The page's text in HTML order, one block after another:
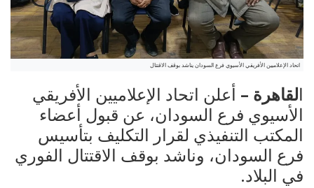
اتحاد الإعلاميين الأفريقي الأسيوي فرع السودان يناشد بوقف الاقتتال
القاهرة – أعلن اتحاد الإعلاميين الأفريقي
الأسيوي فرع السودان، عن قبول أعضاء
المكتب التنفيذي لقرار التكليف بتأسيس
فرع السودان، وناشد بوقف الاقتتال الفوري
في البلاد.